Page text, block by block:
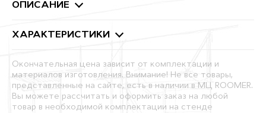
ОПИСАНИЕ
ХАРАКТЕРИСТИКИ
Окончательная цена зависит от комплектации и
материалов изготовления. Внимание! Не все товары,
представленные на сайте, есть в наличии в МЦ ROOMER.
Вы можете рассчитать и оформить заказ на любой
товар в необходимой комплектации на стенде